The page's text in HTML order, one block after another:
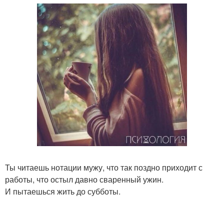
Ты читаешь нотации мужу, что так поздно приходит с
работы, что остыл давно сваренный ужин.
И пытаешься жить до субботы.